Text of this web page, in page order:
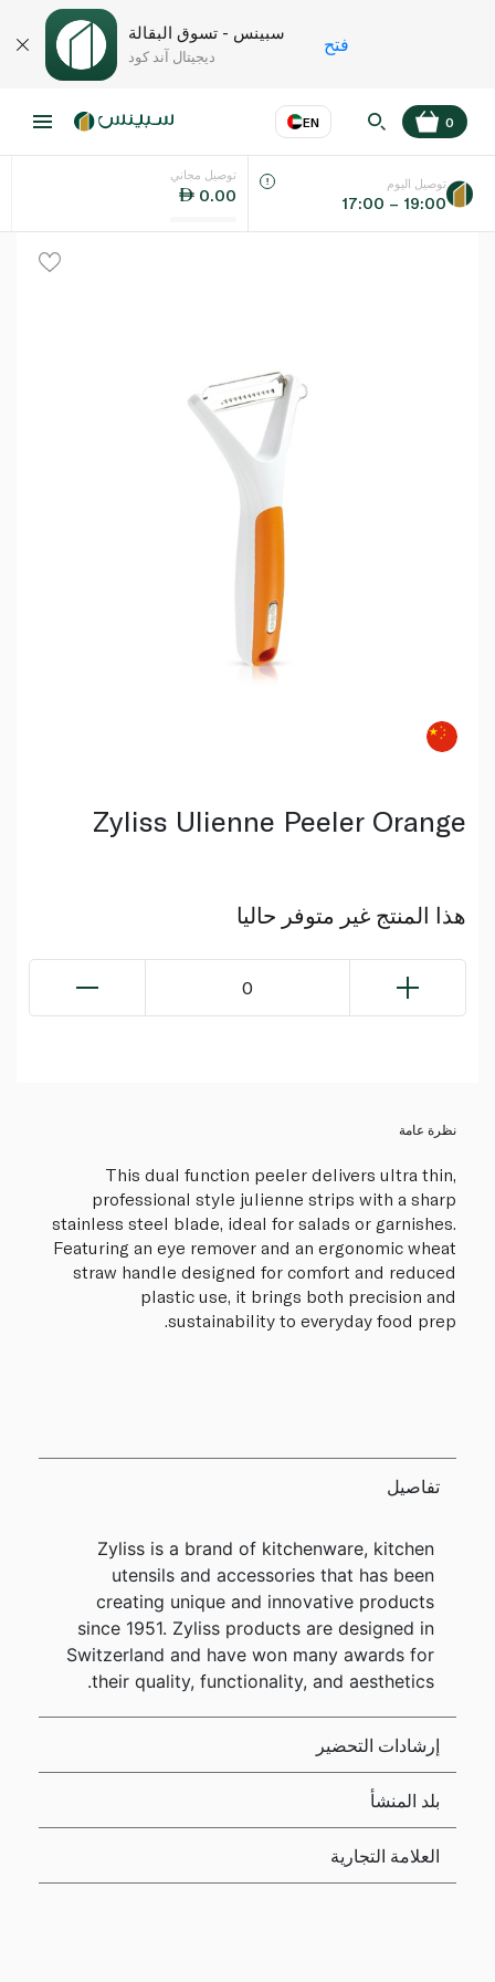
سبينس - تسوق البقالة
ديجيتال آند كود
فتح
EN
اللغة عر
0
توصيل مجاني
0.00
توصيل اليوم
17:00 – 19:00
Zyliss Ulienne Peeler Orange
هذا المنتج غير متوفر حاليا
0
نظرة عامة
This dual function peeler delivers ultra thin,
professional style julienne strips with a sharp
stainless steel blade, ideal for salads or garnishes.
Featuring an eye remover and an ergonomic wheat
straw handle designed for comfort and reduced
plastic use, it brings both precision and
sustainability to everyday food prep.
تفاصيل
Zyliss is a brand of kitchenware, kitchen
utensils and accessories that has been
creating unique and innovative products
since 1951. Zyliss products are designed in
Switzerland and have won many awards for
their quality, functionality, and aesthetics.
إرشادات التحضير
بلد المنشأ
العلامة التجارية